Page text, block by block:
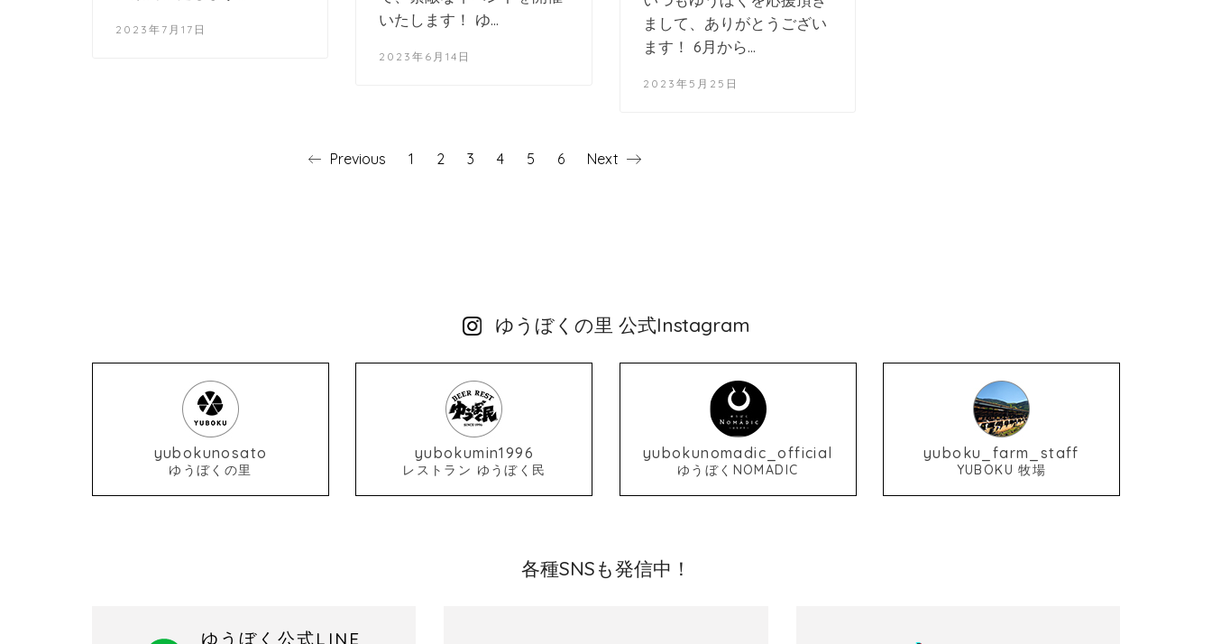
2023年7月17日
いたします！ ゆ…
2023年6月14日
まして、ありがとうござい
ます！ 6月から…
2023年5月25日
Previous 1 2 3 4 5 6 Next
ゆうぼくの里 公式Instagram
yubokunosato
ゆうぼくの里
yubokumin1996
レストラン ゆうぼく民
yubokunomadic_official
ゆうぼくNOMADIC
yuboku_farm_staff
YUBOKU 牧場
各種SNSも発信中！
ゆうぼく公式LINE